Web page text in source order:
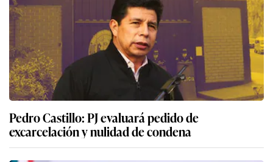
Pedro Castillo: PJ evaluará pedido de
excarcelación y nulidad de condena